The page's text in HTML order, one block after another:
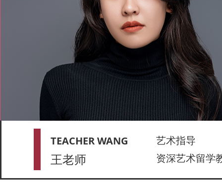
TEACHER WANG
王老师
艺术指导
资深艺术留学